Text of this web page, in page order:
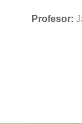
Profesor: